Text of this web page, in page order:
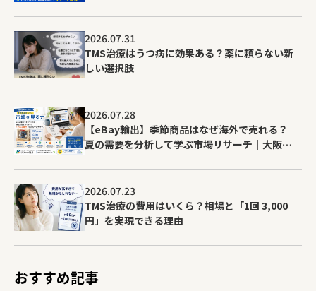
2026.07.31
TMS治療はうつ病に効果ある？薬に頼らない新
しい選択肢
2026.07.28
【eBay輸出】季節商品はなぜ海外で売れる？
夏の需要を分析して学ぶ市場リサーチ｜大阪の
2026.07.23
TMS治療の費用はいくら？相場と「1回 3,000
円」を実現できる理由
おすすめ記事